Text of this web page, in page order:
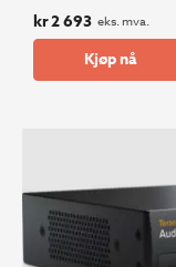
kr2 693 eks. mva.
Kjøp nå